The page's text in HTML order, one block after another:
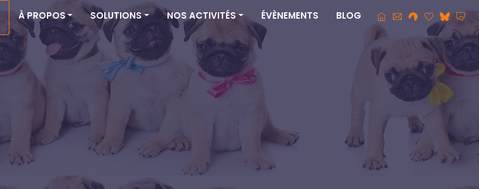
À PROPOS SOLUTIONS NOS ACTIVITÉS ÉVÈNEMENTS BLOG